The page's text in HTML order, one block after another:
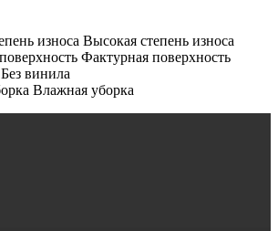
Высокая степень износа
Фактурная поверхность
Без винила
Влажная уборка